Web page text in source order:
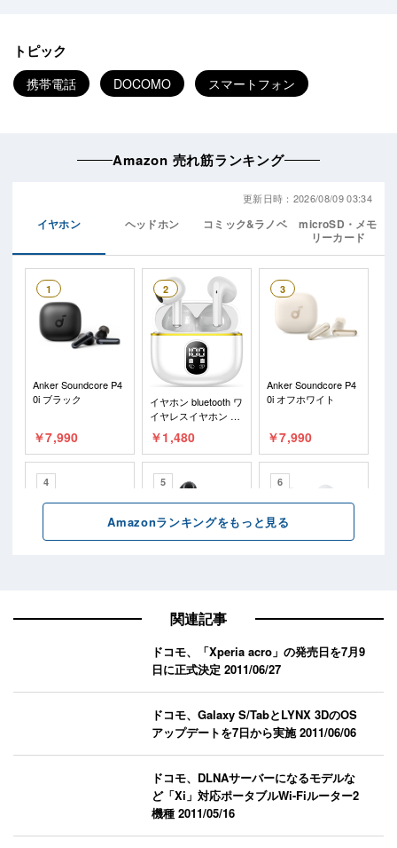
トピック
携帯電話 DOCOMO スマートフォン
関連記事
ドコモ、「Xperia acro」の発売日を7月9
日に正式決定2011/06/27
ドコモ、Galaxy S/TabとLYNX 3DのOS
アップデートを7日から実施2011/06/06
ドコモ、DLNAサーバーになるモデルな
ど「Xi」対応ポータブルWi-Fiルーター2
機種2011/05/16